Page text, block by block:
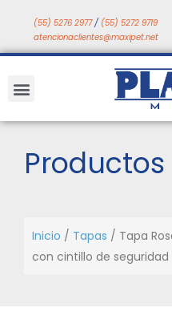
contenido
(55) 5276 2977/ (55) 5272 9719
atencionaclientes@maxipet.net
Menú
Productos
Inicio / Tapas / Tapa
con cintillo de seguridad